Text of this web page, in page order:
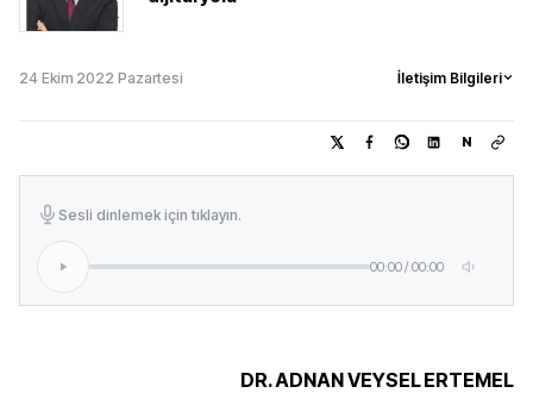
24 Ekim 2022 Pazartesi İletişim Bilgileri
N
Sesli dinlemek için tıklayın.
00:00/00:00
DR. ADNAN VEYSEL ERTEMEL